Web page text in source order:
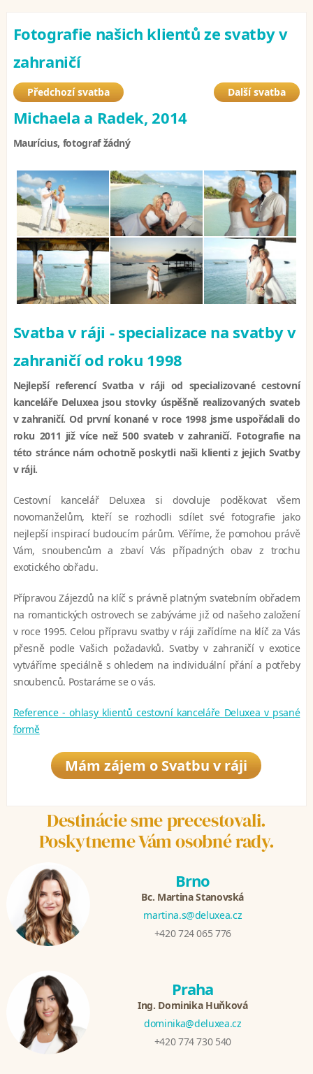
Fotografie našich klientů ze svatby v
zahraničí
Předchozí svatba Další svatba
Michaela a Radek, 2014
Maurícius, fotograf žádný
Svatba v ráji - specializace na svatby v
zahraničí od roku 1998
Nejlepší referencí Svatba v ráji od specializované cestovní
kanceláře Deluxea jsou stovky úspěšně realizovaných svateb
v zahraničí. Od první konané v roce 1998 jsme uspořádali do
roku 2011 již více než 500 svateb v zahraničí. Fotografie na
této stránce nám ochotně poskytli naši klienti z jejich Svatby
v ráji.
Cestovní kancelář Deluxea si dovoluje poděkovat všem
novomanželům, kteří se rozhodli sdílet své fotografie jako
nejlepší inspirací budoucím párům. Věříme, že pomohou právě
Vám, snoubencům a zbaví Vás případných obav z trochu
exotického obřadu.
Přípravou Zájezdů na klíč s právně platným svatebním obřadem
na romantických ostrovech se zabýváme již od našeho založení
v roce 1995. Celou přípravu svatby v ráji zařídíme na klíč za Vás
přesně podle Vašich požadavků. Svatby v zahraničí v exotice
vytváříme speciálně s ohledem na individuální přání a potřeby
snoubenců. Postaráme se o vás.
Reference - ohlasy klientů cestovní kanceláře Deluxea v psané
formě
Mám zájem o Svatbu v ráji
Destinácie sme precestovali.
Poskytneme Vám osobné rady.
Brno
Bc. Martina Stanovská
martina.s@deluxea.cz
+420 724 065 776
Praha
Ing. Dominika Huňková
dominika@deluxea.cz
+420 774 730 540